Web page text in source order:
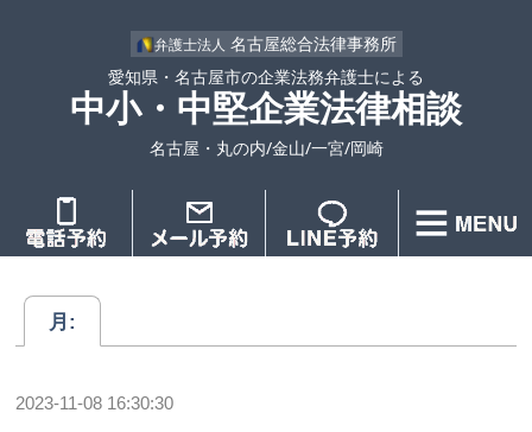
弁護士法人 名古屋総合法律事務所
愛知県・名古屋市の企業法務弁護士による
中小・中堅企業法律相談
名古屋・丸の内/金山/一宮/岡崎
月:
2023-11-08 16:30:30